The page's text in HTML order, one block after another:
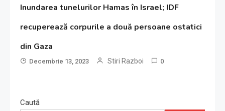
Inundarea tunelurilor Hamas în Israel; IDF
recuperează corpurile a două persoane ostatici
din Gaza
Decembrie 13, 2023 Stiri Razboi 0
Caută